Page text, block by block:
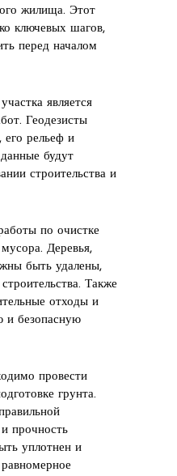
жилища. Этот
ключевых шагов,
перед началом
является
Геодезисты
его рельеф и
будут
строительства и
по очистке
Деревья,
быть удалены,
Также
отходы и
и безопасную
провести
грунта.
и прочность
уплотнен и